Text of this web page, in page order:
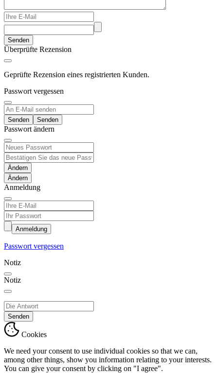
Senden
Überprüfte Rezension
Geprüfte Rezension eines registrierten Kunden.
Passwort vergessen
Senden
Passwort ändern
Ändern
Anmeldung
Anmeldung
Passwort vergessen
Notiz
Notiz
Senden
Cookies
We need your consent to use individual cookies so that we can,
among other things, show you information relating to your interests.
You can give your consent by clicking on "I agree".